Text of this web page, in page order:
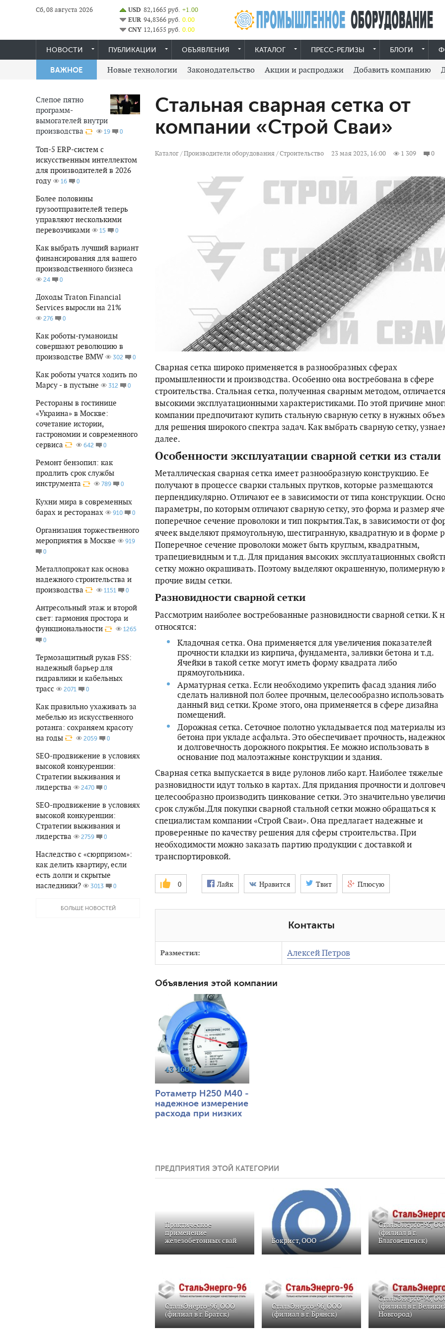
Сб, 08 августа 2026 USD 82,1665 руб. +1.00
EUR 94,8366 руб. 0.00
CNY 12,1655 руб. 0.00
НОВОСТИ ПУБЛИКАЦИИ ОБЪЯВЛЕНИЯ КАТАЛОГ ПРЕСС-РЕЛИЗЫ БЛОГИ
ВАЖНОЕ Новые технологии Законодательство Акции и распродажи Добавить компанию
Слепое пятно
программ-
вымогателей внутри
производства
19 0
Топ-5 ERP-систем с
искусственным интеллектом
для производителей в 2026
году
16 0
Более половины
грузоотправителей теперь
управляют несколькими
перевозчиками
15 0
Как выбрать лучший вариант
финансирования для вашего
производственного бизнеса
24 0
Доходы Traton Financial
Services выросли на 21%
276 0
Как роботы-гуманоиды
совершают революцию в
производстве BMW
302 0
Как роботы учатся ходить по
Марсу - в пустыне
312 0
Рестораны в гостинице
«Украина» в Москве:
сочетание истории,
гастрономии и современного
сервиса
642 0
Ремонт бензопил: как
продлить срок службы
инструмента
789 0
Кухни мира в современных
барах и ресторанах
910 0
Организация торжественного
мероприятия в Москве
919
0
Металлопрокат как основа
надежного строительства и
производства
1151 0
Антресольный этаж и второй
свет: гармония простора и
функциональности
1265
0
Термозащитный рукав FSS:
надежный барьер для
гидравлики и кабельных
трасс
2071 0
Как правильно ухаживать за
мебелью из искусственного
ротанга: сохраняем красоту
на годы
2059 0
SEO-продвижение в условиях
высокой конкуренции:
Стратегии выживания и
лидерства
2470 0
SEO-продвижение в условиях
высокой конкуренции:
Стратегии выживания и
лидерства
2759 0
Наследство с «сюрпризом»:
как делить квартиру, если
есть долги и скрытые
наследники?
3013 0
БОЛЬШЕ НОВОСТЕЙ
Стальная сварная сетка от
компании «Строй Сваи»
Каталог/Производители оборудования/Строительство 23 мая 2023, 16:00 1 309 0
Сварная сетка широко применяется в разнообразных сферах
промышленности и производства. Особенно она востребована в сфере
строительства. Стальная сетка, полученная сварным методом,
высокими эксплуатационными характеристиками. По этой причине
компании предпочитают купить стальную сварную сетку в нужных
для решения широкого спектра задач. Как выбрать сварную сетку,
далее.
Особенности эксплуатации сварной сетки из стали
Металлическая сварная сетка имеет разнообразную конструкцию. Ее
получают в процессе сварки стальных прутков, которые размещаются
перпендикулярно. Отличают ее в зависимости от типа конструкции.
параметры, по которым отличают сварную сетку, это форма и размер
поперечное сечение проволоки и тип покрытия.Так, в зависимости от
ячеек выделяют прямоугольную, шестигранную, квадратную и в форме
Поперечное сечение проволоки может быть круглым, квадратным,
трапециевидным и т.д. Для придания высоких эксплуатационных
сетку можно окрашивать. Поэтому выделяют окрашенную, полимерную
прочие виды сетки.
Разновидности сварной сетки
Рассмотрим наиболее востребованные разновидности сварной сетки. К
относятся:
Кладочная сетка. Она применяется для увеличения показателей
прочности кладки из кирпича, фундамента, заливки бетона и т.д.
Ячейки в такой сетке могут иметь форму квадрата либо
прямоугольника.
Арматурная сетка. Если необходимо укрепить фасад здания либо
сделать наливной пол более прочным, целесообразно использовать
данный вид сетки. Кроме этого, она применяется в сфере дизайна
помещений.
Дорожная сетка. Сеточное полотно укладывается под материалы из
бетона при укладе асфальта. Это обеспечивает прочность,
и долговечность дорожного покрытия. Ее можно использовать в
основание под малоэтажные конструкции и здания.
Сварная сетка выпускается в виде рулонов либо карт. Наиболее тяжелые
разновидности идут только в картах. Для придания прочности и
целесообразно производить цинкование сетки. Это значительно
срок службы.Для покупки сварной стальной сетки можно обращаться к
специалистам компании «Строй Сваи». Она предлагает надежные и
проверенные по качеству решения для сферы строительства. При
необходимости можно заказать партию продукции с доставкой и
транспортировкой.
0 Лайк Нравится Твит Плюсую
Контакты
Разместил: Алексей Петров
Объявления этой компании
43 460 ₽
Ротаметр H250 M40 -
надежное измерение
расхода при низких
ПРЕДПРИЯТИЯ ЭТОЙ КАТЕГОРИИ
Практическое
применение
железобетонных свай
Бокрист, ООО
СтальЭнерго-96,
(филиал в г.
Благовещенск)
СтальЭнерго-96, ООО
(филиал в г. Братск)
СтальЭнерго-96, ООО
(филиал в г. Брянск)
СтальЭнерго-96,
(филиал в г.
Новгород)